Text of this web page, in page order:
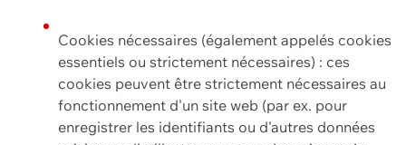
Cookies nécessaires (également appelés cookies
essentiels ou strictement nécessaires) : ces
cookies peuvent être strictement nécessaires au
fonctionnement d'un site web (par ex. pour
enregistrer les identifiants ou d'autres données